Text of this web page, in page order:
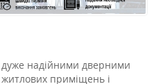
дуже надійними дверними
приміщень і